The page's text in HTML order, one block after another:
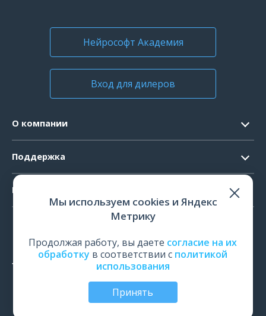
Нейрософт Академия
Вход для дилеров
О компании
Официальные документы
Поддержка
Системные требования
Поверка и калибровка
Продукты
ЭМГ
ИОМ
© Все права защищены | ООО «Нейрософт», Иваново,
Мы используем cookies и Яндекс
Метрику
Продолжая работу, вы даете согласие на их
обработку в соответствии с политикой
использования
Принять